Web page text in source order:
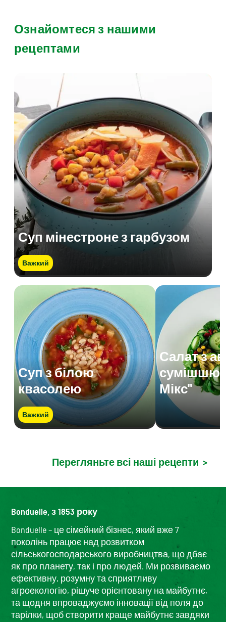
Ознайомтеся з нашими
рецептами
Суп мінестроне з гарбузом
Важкий
Суп з білою
квасолею
Важкий
Салат з
сумішшю
Мікс"
Перегляньте всі наші рецепти >
Bonduelle, з 1853 року
Bonduelle – це сімейний бізнес, який вже 7
поколінь працює над розвитком
сільськогосподарського виробництва, що дбає
як про планету, так і про людей. Ми розвиваємо
ефективну, розумну та сприятливу
агроекологію, рішуче орієнтовану на майбутнє,
та щодня впроваджуємо інновації від поля до
тарілки, щоб створити краще майбутнє завдяки